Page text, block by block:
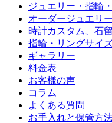
ジュエリー・指輪
オーダージュエリー
時計カスタム、石
指輪・リングサイ
ギャラリー
料金表
お客様の声
コラム
よくある質問
お手入れと保管方